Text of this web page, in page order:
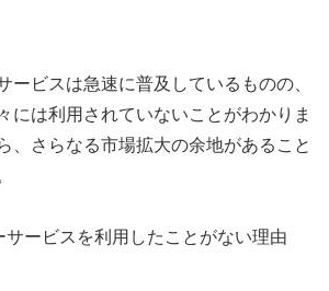
ービスは急速に普及しているものの、
には利用されていないことがわかりま
、さらなる市場拡大の余地があること
ービスを利用したことがない理由